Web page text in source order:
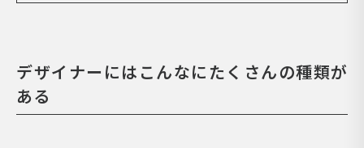
デザイナーにはこんなにたくさんの種類が
ある